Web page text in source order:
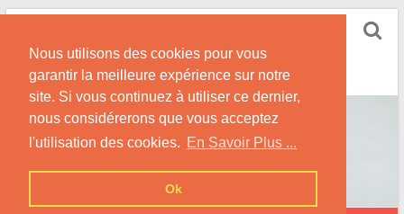
Nous utilisons des cookies pour vous
garantir la meilleure expérience sur notre
site. Si vous continuez à utiliser ce dernier,
nous considérerons que vous acceptez
l'utilisation des cookies. En Savoir Plus ...
Ok
Skip
content
Nos Conseils pour Rencontrer Une Femme
Originaire de Chine !